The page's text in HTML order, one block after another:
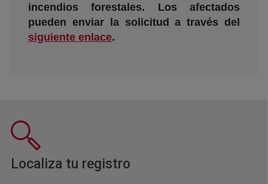
incendios forestales. Los afectados
pueden enviar la solicitud a través del
siguiente enlace.
Localiza tu registro